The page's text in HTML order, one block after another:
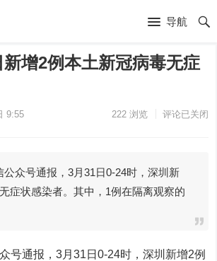
导航
增2例本土新冠病毒无症
9:55 222浏览 评论已关闭
公众号通报，3月31日0-24时，深圳新
症状感染者。其中，1例在隔离观察的
号通报，3月31日0-24时，深圳新增2例